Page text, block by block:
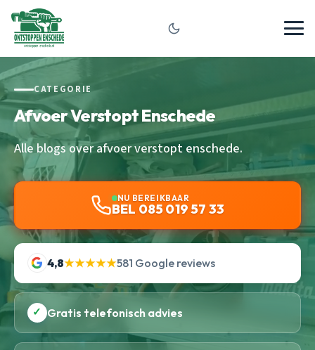
CATEGORIE
Afvoer Verstopt Enschede
Alle blogs over afvoer verstopt enschede.
NU BEREIKBAAR
BEL 085 019 57 33
4,8★★★★★581 Google reviews
✓ Gratis telefonisch advies